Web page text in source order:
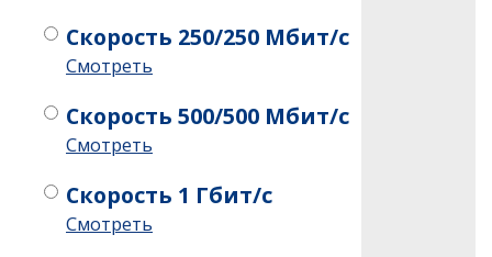
Скорость 250/250 Мбит/с
Смотреть
Скорость 500/500 Мбит/с
Смотреть
Скорость 1 Гбит/с
Смотреть